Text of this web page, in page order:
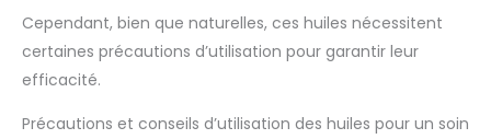
Cependant, bien que naturelles, ces huiles nécessitent
certaines précautions d’utilisation pour garantir leur
efficacité.
Précautions et conseils d’utilisation des huiles pour un soin